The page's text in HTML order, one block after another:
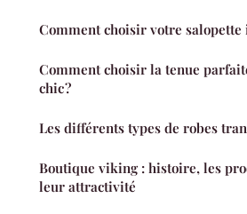
Comment choisir votre salopette
Comment choisir la tenue
chic ?
Les différents types de robes
Boutique viking : histoire, les
leur attractivité